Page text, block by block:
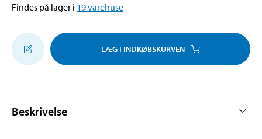
Findes på lager i 19varehuse
LÆG I INDKØBSKURVEN
Beskrivelse